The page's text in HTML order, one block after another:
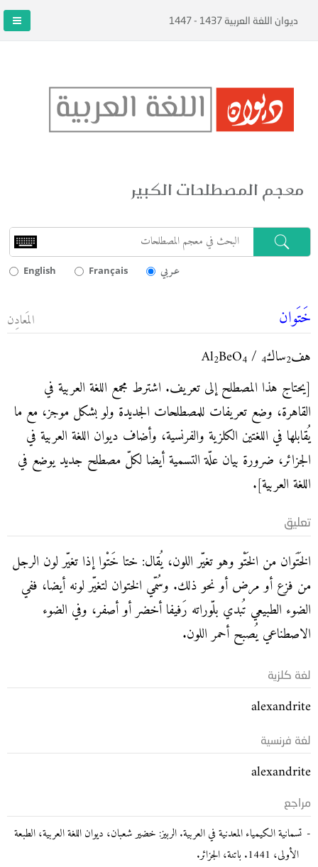
ديوان اللغة العربية 1437 - 1447
معجم المصطلحات الكبير
English Français عـربي
خَتَوان المَعادِن
هف2ساك4
/ Al
2BeO4
[يحتاج هذا المصطلح إلى تعريف. اشترط مجمع اللغة العربية في
القاهرة، وضع تعريفات للمصطلحات الجديدة ولو بشكل موجز، مع ما
يُقابلها في اللغتين الكلزية والفرنسية، وأضاف ديوان اللغة العربية في
الجزائر، ضرورة بيان علّة التسمية أيضا لكلّ مصطلح جديد يوضع في
اللغة العربية].
تعليق
الخَتَوان من الخَتْو وهو تغيّر اللون، يُقال: ختا خَتْوا إذا تغيّر لون الرجل
من فزع أو مرض أو نحو ذلك. وسُمّي الختوان لتغيّر لونه أيضا، ففي
الضوء الطبيعي تُبدي بلّوراته رَفيفا أخضر أو أصفر، وفي الضوء
الاصطناعي يُصبح أحمر اللون.
لغة كلزية
alexandrite
لغة فرنسية
alexandrite
مراجع
تسمانية الكيمياء المعدنية في العربية. الربيز: خضير شعبان، ديوان اللغة العربية، الطبعة
الأولى، 1441. باتنة، الجزائر.